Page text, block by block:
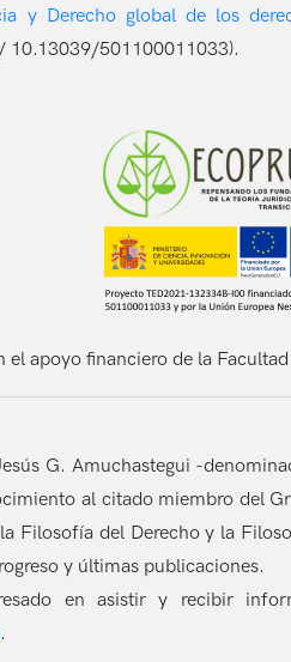
y Derecho global de los
10.13039/501100011033).
el apoyo financiero de la
G. Amuchastegui -
al citado miembro del
Filosofía del Derecho y la
y últimas publicaciones.
en asistir y recibir
.